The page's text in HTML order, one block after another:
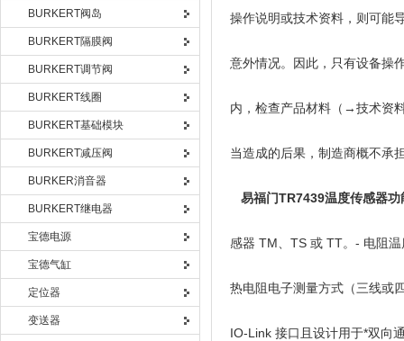
BURKERT阀岛
BURKERT隔膜阀
BURKERT调节阀
BURKERT线圈
BURKERT基础模块
BURKERT减压阀
BURKER消音器
BURKERT继电器
宝德电源
宝德气缸
定位器
变送器
操作说明或技术资料，则可能
意外情况。因此，只有设备操
内，检查产品材料（→技术资
当造成的后果，制造商概不承
易福门TR7439温度传感器功
感器 TM、TS 或 TT。- 电阻
热电阻电子测量方式（三线或
IO-Link 接口且设计用于*双向